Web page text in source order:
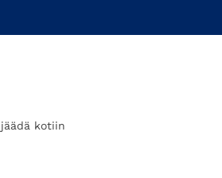
kotiin